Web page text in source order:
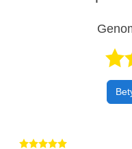
Betygsatt 5 av